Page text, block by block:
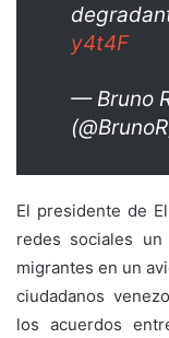
y4t4F
— Bruno
El presidente de
redes sociales
migrantes en un
ciudadanos
los acuerdos